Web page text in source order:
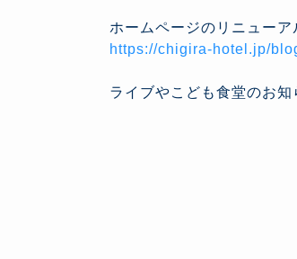
ホームページのリニュー
https://chigira-hotel.jp/
ライブやこども食堂のお